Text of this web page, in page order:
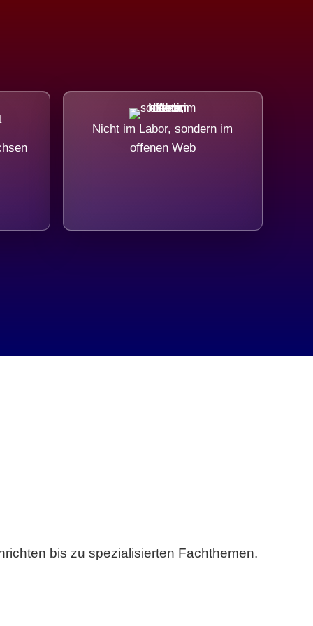
Nicht im Labor, sondern im
offenen Web
bis zu spezialisierten Fachthemen.